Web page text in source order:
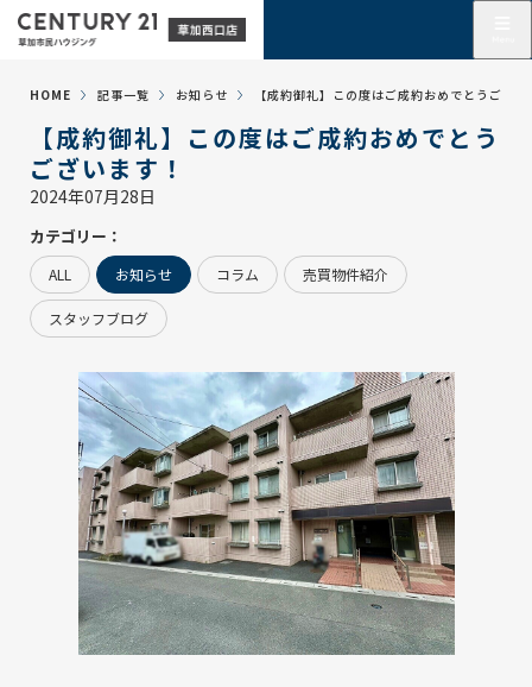
HOME 記事一覧 お知らせ 【成約御礼】この度はご成約おめでとうござ
【成約御礼】この度はご成約おめでとう
ございます！
2024年07月28日
カテゴリー：
ALL お知らせ コラム 売買物件紹介
スタッフブログ